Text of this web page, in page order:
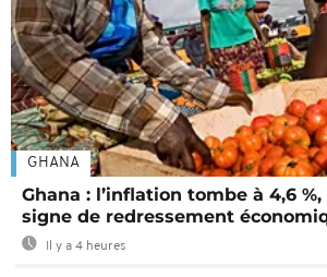
GHANA
Ghana : l’inflation tombe à 4,6
signe de redressement
Il y a 4 heures